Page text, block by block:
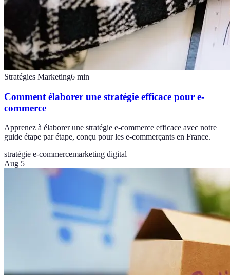
Stratégies Marketing6 min
Comment élaborer une stratégie efficace pour e-
commerce
Apprenez à élaborer une stratégie e-commerce efficace avec notre
guide étape par étape, conçu pour les e-commerçants en France.
stratégie e-commercemarketing digital
Aug 5